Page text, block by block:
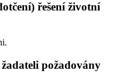
řešení životní
požadovány